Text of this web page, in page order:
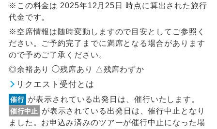
※この料金は 2025年12月25日 時点に算出された旅行
代金です。
※空席情報は随時変動しますので目安としてご参照く
ださい。ご予約完了までに満席となる場合があります
ので予めご了承ください。
◎余裕あり ◯残席あり △残席わずか
リクエスト受付とは
催行 が表示されている出発日は、催行いたします。
催行中止
が表示されている出発日は、催行中止となり
ました。お申込み済みのツアーが催行中止になった場